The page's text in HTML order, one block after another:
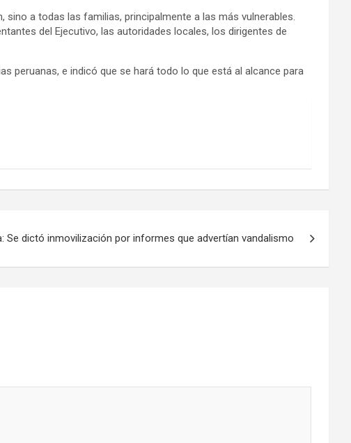
sino a todas las familias, principalmente a las más vulnerables.
del Ejecutivo, las autoridades locales, los dirigentes de
peruanas, e indicó que se hará todo lo que está al alcance para
Se dictó inmovilización por informes que advertían vandalismo